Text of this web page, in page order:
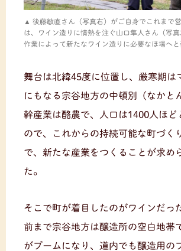
後藤敏直さん（写真右）がご自身でこれまで
は、ワイン造りに情熱を注ぐ山口隼人さん（写
作業によって新たなワイン造りに必要なほ場へと
舞台は北緯45度に位置し、厳寒期
にもなる宗谷地方の中頓別（なかと
幹産業は酪農で、人口は1400人ほど
ので、これからの持続可能な町づく
で、新たな産業をつくることが求め
た。
そこで町が着目したのがワインだっ
前まで宗谷地方は醸造所の空白地帯
がブームになり、道内でも醸造用の